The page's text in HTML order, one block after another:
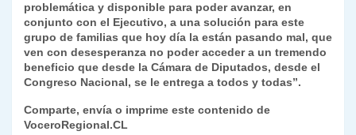
problemática y disponible para poder avanzar, en
conjunto con el Ejecutivo, a una solución para este
grupo de familias que hoy día la están pasando mal, que
ven con desesperanza no poder acceder a un tremendo
beneficio que desde la Cámara de Diputados, desde el
Congreso Nacional, se le entrega a todos y todas”.
Comparte, envía o imprime este contenido de
VoceroRegional.CL